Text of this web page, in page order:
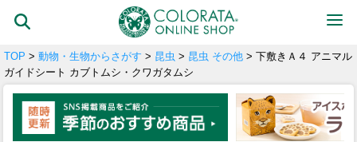
TOP > 動物・生物からさがす > 昆虫 > 昆虫 その他 > 下敷きＡ４ アニマル
ガイドシート カブトムシ・クワガタムシ